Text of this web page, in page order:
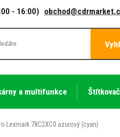
- 16:00)
a multifunkce
Lexmark 78C2XC0 azurový (cyan)